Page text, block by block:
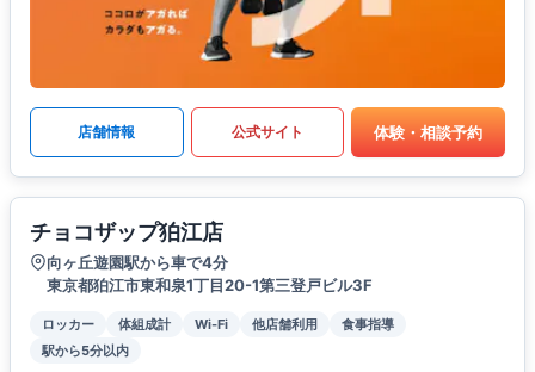
店舗情報 公式サイト 体験・相談予約
チョコザップ狛江店
向ヶ丘遊園駅から車で4分
東京都狛江市東和泉1丁目20-1第三登戸ビル3F
ロッカー 体組成計 Wi-Fi 他店舗利用
食事指導
駅から5分以内